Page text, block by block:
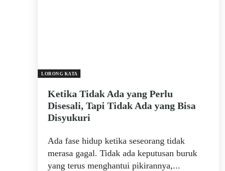
LORONG KATA
Ketika Tidak Ada yang Perlu
Disesali, Tapi Tidak Ada yang Bisa
Disyukuri
Ada fase hidup ketika seseorang tidak
merasa gagal. Tidak ada keputusan buruk
yang terus menghantui pikirannya,...